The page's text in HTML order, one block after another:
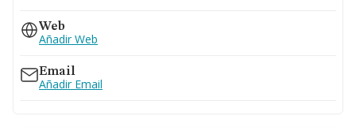
Web
Añadir Web
Email
Añadir Email